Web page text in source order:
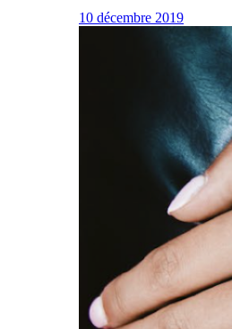
10 décembre 2019